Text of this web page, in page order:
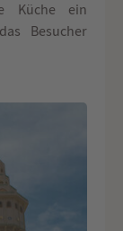
Küche ein
Besucher